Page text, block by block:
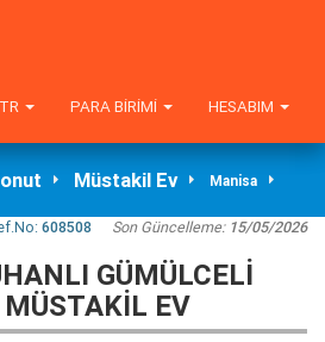
HESABIM
PARA BIRIMI
TR
Müstakil Ev Manisa
608508 Son Güncelleme: 15/05/2026
GÜMÜLCELI
EV